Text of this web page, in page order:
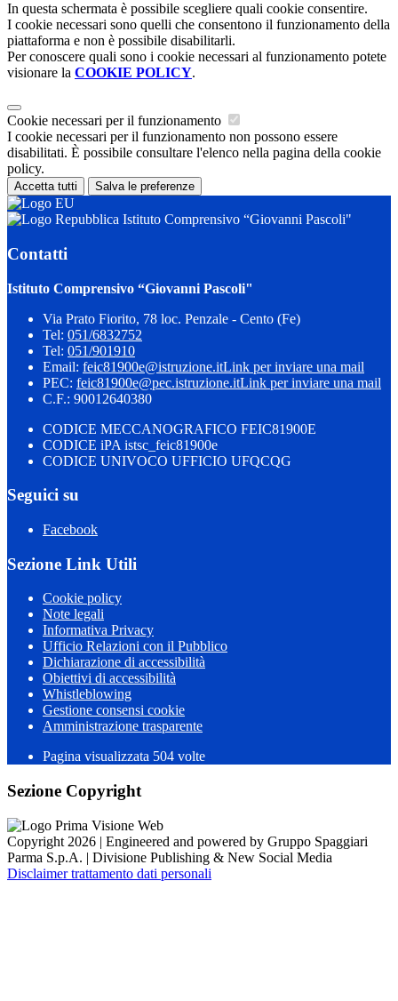
In questa schermata è possibile scegliere quali cookie consentire.
I cookie necessari sono quelli che consentono il funzionamento della
piattaforma e non è possibile disabilitarli.
Per conoscere quali sono i cookie necessari al funzionamento potete
visionare la COOKIE POLICY.
Cookie necessari per il funzionamento
I cookie necessari per il funzionamento non possono essere
disabilitati. È possibile consultare l'elenco nella pagina della cookie
policy.
Accetta tutti Salva le preferenze
Istituto Comprensivo “Giovanni Pascoli"
Contatti
Istituto Comprensivo “Giovanni Pascoli"
Via Prato Fiorito, 78 loc. Penzale - Cento (Fe)
Tel: 051/6832752
Tel: 051/901910
Email: feic81900e@istruzione.itLink per inviare una mail
PEC: feic81900e@pec.istruzione.itLink per inviare una mail
C.F.: 90012640380
CODICE MECCANOGRAFICO FEIC81900E
CODICE iPA istsc_feic81900e
CODICE UNIVOCO UFFICIO UFQCQG
Seguici su
Facebook
Sezione Link Utili
Cookie policy
Note legali
Informativa Privacy
Ufficio Relazioni con il Pubblico
Dichiarazione di accessibilità
Obiettivi di accessibilità
Whistleblowing
Gestione consensi cookie
Amministrazione trasparente
Pagina visualizzata 504 volte
Sezione Copyright
Copyright 2026 | Engineered and powered by Gruppo Spaggiari
Parma S.p.A. | Divisione Publishing & New Social Media
Disclaimer trattamento dati personali